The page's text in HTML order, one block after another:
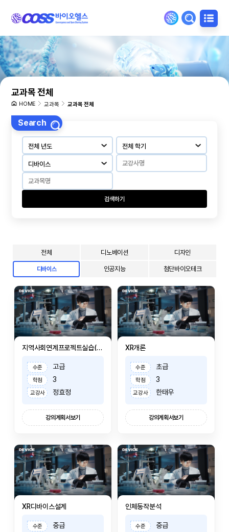
교과목 전체
HOME 교과목 교과목 전체
Search
검색하기
전체 디노베이션 디자인
디바이스 인공지능 첨단바이오테크
지역사회연계프로젝트실습(디바이스)I
수준 고급
학점 3
교강사 정효정
강의계획서보기
XR개론
수준 초급
학점 3
교강사 한태우
강의계획서보기
XR디바이스설계
수준 중급
인체동작분석
수준 중급